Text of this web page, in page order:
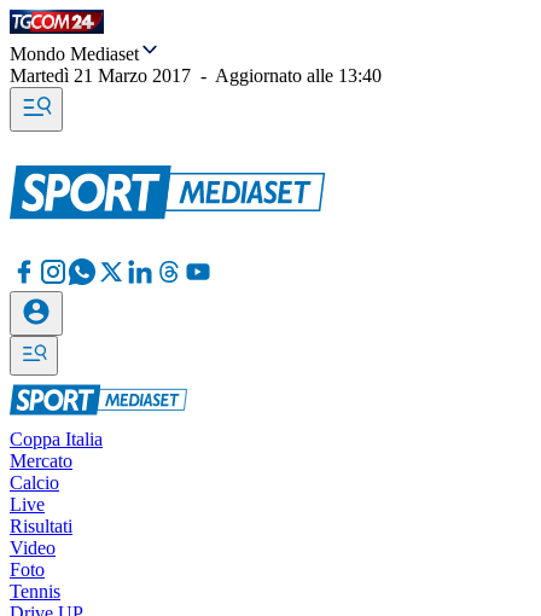
Mondo Mediaset
Martedì 21 Marzo 2017 - Aggiornato alle 13:40
Coppa Italia
Mercato
Calcio
Live
Risultati
Video
Foto
Tennis